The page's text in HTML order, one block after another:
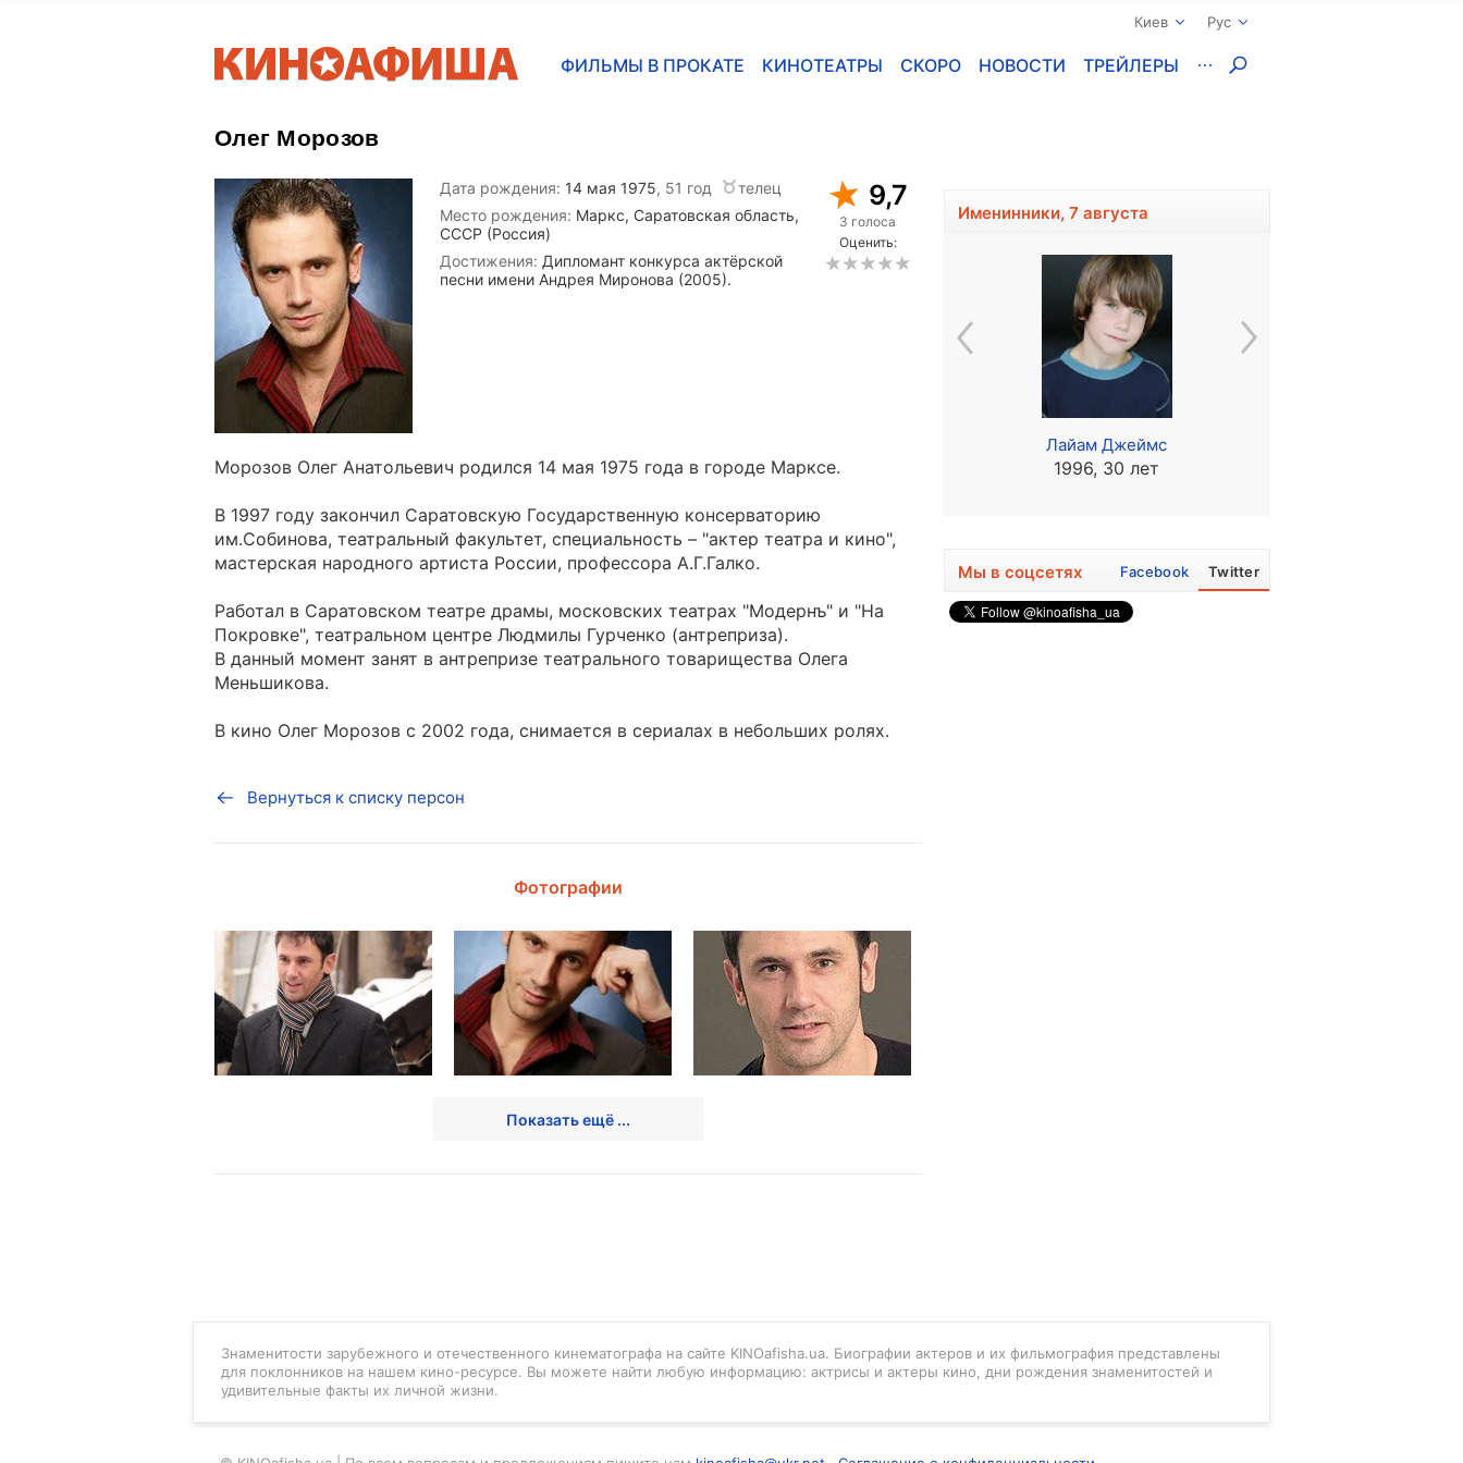
Киев Рус
ФИЛЬМЫ В ПРОКАТЕ КИНОТЕАТРЫ СКОРО НОВОСТИ ТРЕЙЛЕРЫ
Олег Морозов
Дата рождения: 14 мая 1975, 51 год
телец
Место рождения: Маркс, Саратовская область,
СССР (Россия)
Достижения: Дипломант конкурса актёрской
песни имени Андрея Миронова (2005).
9,7
3 голоса
Оценить:
Морозов Олег Анатольевич родился 14 мая 1975 года в городе Марксе.
В 1997 году закончил Саратовскую Государственную консерваторию
им.Собинова, театральный факультет, специальность – "актер театра и кино",
мастерская народного артиста России, профессора А.Г.Галко.
Работал в Саратовском театре драмы, московских театрах "Модернъ" и "На
Покровке", театральном центре Людмилы Гурченко (антреприза).
В данный момент занят в антрепризе театрального товарищества Олега
Меньшикова.
В кино Олег Морозов с 2002 года, снимается в сериалах в небольших ролях.
Вернуться к списку персон
Фотографии
Показать ещё ...
Именинники, 7 августа
1955, 71 год
Лайам Джеймс
1996, 30 лет
Мы в соцсетях Facebook Twitter
Знаменитости зарубежного и отечественного кинематографа на сайте KINOafisha.ua. Биографии актеров и их фильмография представлены
для поклонников на нашем кино-ресурсе. Вы можете найти любую информацию: актрисы и актеры кино, дни рождения знаменитостей и
удивительные факты их личной жизни.